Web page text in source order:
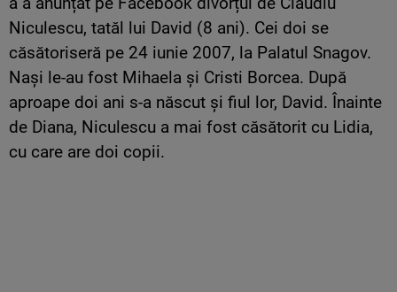
Niculescu, tatăl lui David (8 ani). Cei doi se
căsătoriseră pe 24 iunie 2007, la Palatul Snagov.
Naşi le-au fost Mihaela şi Cristi Borcea. După
aproape doi ani s-a născut şi fiul lor, David. Înainte
de Diana, Niculescu a mai fost căsătorit cu Lidia,
cu care are doi copii.